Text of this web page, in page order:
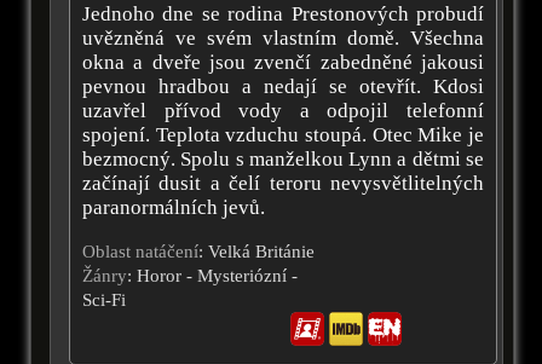
Jednoho dne se rodina Prestonových probudí
uvězněná ve svém vlastním domě. Všechna
okna a dveře jsou zvenčí zabedněné jakousi
pevnou hradbou a nedají se otevřít. Kdosi
uzavřel přívod vody a odpojil telefonní
spojení. Teplota vzduchu stoupá. Otec Mike je
bezmocný. Spolu s manželkou Lynn a dětmi se
začínají dusit a čelí teroru nevysvětlitelných
paranormálních jevů.
Oblast natáčení: Velká Británie
Žánry: Horor - Mysteriózní -
Sci-Fi